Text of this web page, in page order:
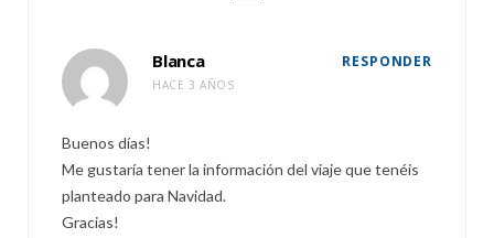
Blanca
HACE 3 AÑOS
RESPONDER
Buenos días!
Me gustaría tener la información del viaje que tenéis
planteado para Navidad.
Gracias!